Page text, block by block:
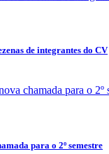
de integrantes do CV
para o 2º semestre